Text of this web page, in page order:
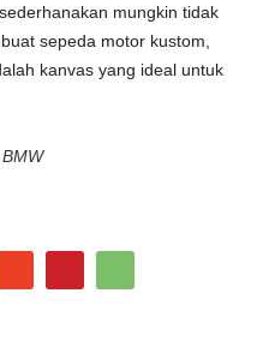
mungkin tidak
sepeda motor kustom,
kanvas yang ideal untuk
BMW